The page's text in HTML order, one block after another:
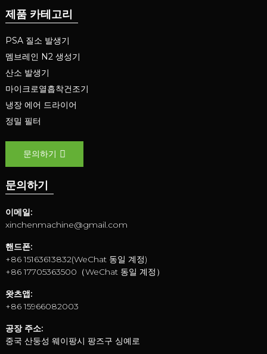
제품 카테고리
PSA 질소 발생기
멤브레인 N2 생성기
산소 발생기
마이크로열흡착건조기
냉장 에어 드라이어
정밀 필터
문의하기
문의하기
이메일:
xinchenmachine@gmail.com
핸드폰:
+86 15163613832(WeChat 동일 계정)
+86 17705363500（WeChat 동일 계정）
왓츠앱:
+86 15966082003
공장 주소:
중국 산둥성 웨이팡시 팡즈구 싱예로